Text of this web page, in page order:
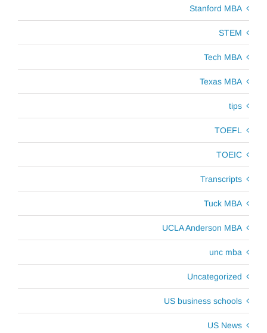
Stanford MBA
STEM
Tech MBA
Texas MBA
tips
TOEFL
TOEIC
Transcripts
Tuck MBA
UCLA Anderson MBA
unc mba
Uncategorized
US business schools
US News